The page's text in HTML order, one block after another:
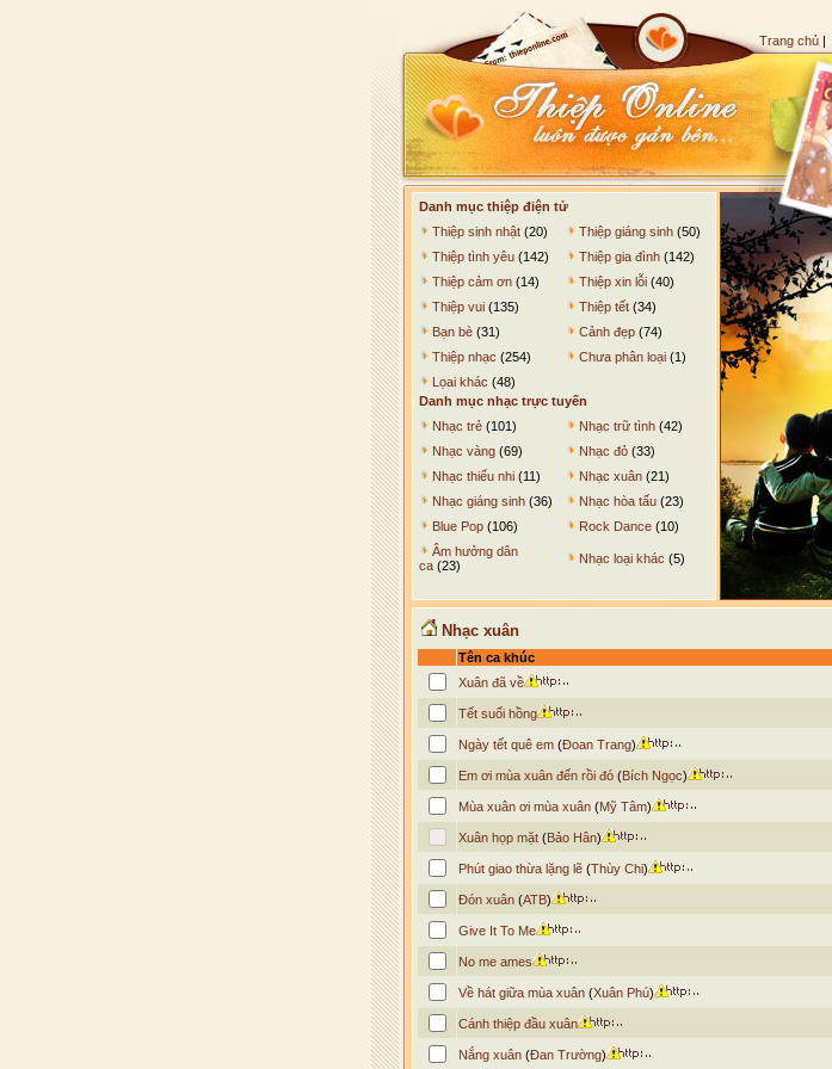
Trang chủ |
Danh mục thiệp điện tử
Thiệp sinh nhật (20) Thiệp giáng sinh (50)
Thiệp tình yêu (142) Thiệp gia đình (142)
Thiệp cảm ơn (14) Thiệp xin lỗi (40)
Thiệp vui (135) Thiệp tết (34)
Bạn bè (31) Cảnh đẹp (74)
Thiệp nhạc (254) Chưa phân loại (1)
Lọai khác (48)
Danh mục nhạc trực tuyến
Nhạc trẻ (101) Nhạc trữ tình (42)
Nhạc vàng (69) Nhạc đỏ (33)
Nhạc thiếu nhi (11) Nhạc xuân (21)
Nhạc giáng sinh (36) Nhạc hòa tấu (23)
Blue Pop (106) Rock Dance (10)
Âm hưởng dân
ca (23) Nhạc loại khác (5)
Nhạc xuân
Tên ca khúc
Xuân đã về
Tết suối hồng
Ngày tết quê em(Đoan Trang)
Em ơi mùa xuân đến rồi đó(Bích Ngọc)
Mùa xuân ơi mùa xuân(Mỹ Tâm)
Xuân họp mặt(Bảo Hân)
Phút giao thừa lặng lẽ(Thùy Chi)
Đón xuân(ATB)
Give It To Me
No me ames
Về hát giữa mùa xuân(Xuân Phú)
Cánh thiệp đầu xuân
Nắng xuân(Đan Trường)